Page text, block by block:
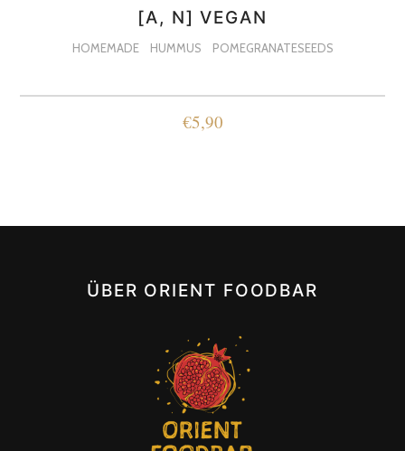
[A, N] VEGAN
HOMEMADE HUMMUS POMEGRANATESEEDS
€5,90
ÜBER ORIENT FOODBAR